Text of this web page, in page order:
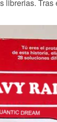
librerias. Tras